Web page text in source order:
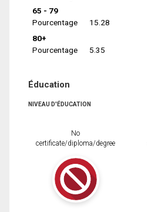
65 - 79
Pourcentage
15.28
80+
Pourcentage
5.35
Éducation
NIVEAU D'ÉDUCATION
No
certificate/diploma/degree